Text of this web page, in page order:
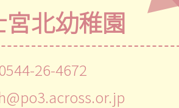
宮北幼稚園
26-4672